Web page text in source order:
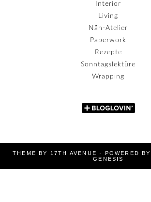
Interior
Living
Näh-Atelier
Paperwork
Rezepte
Sonntagslektüre
Wrapping
THEME BY 17TH AVENUE · POWERED BY
GENESIS